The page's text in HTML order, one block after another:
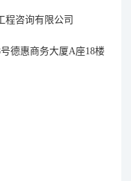
程咨询有限公司
德惠商务大厦A座18楼